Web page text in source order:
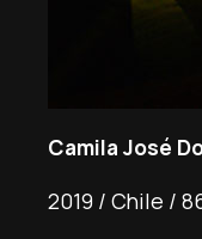
Camila José
2019 / Chile /